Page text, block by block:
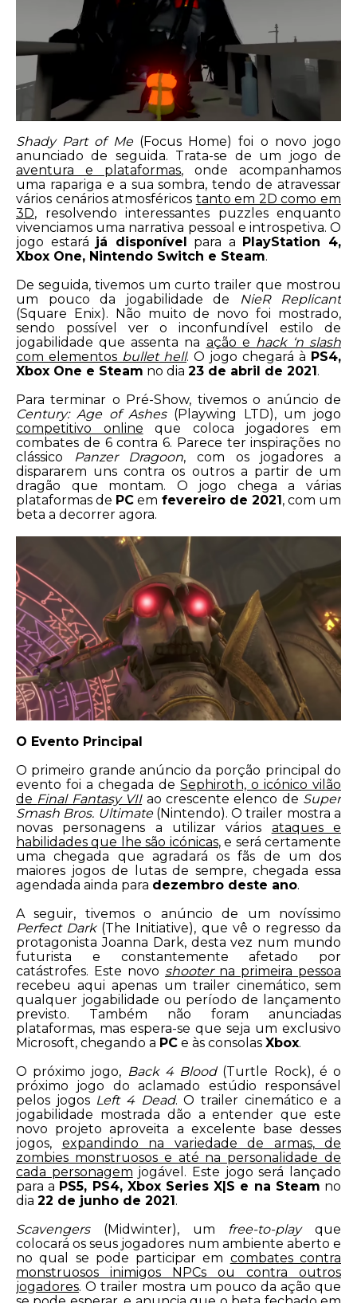
Shady Part of Me(Focus Home) foi o novo jogo
anunciado de seguida. Trata-se de um jogo de
aventura e plataformas, onde acompanhamos
uma rapariga e a sua sombra, tendo de atravessar
vários cenários atmosféricos tanto em 2D como em
3D, resolvendo interessantes puzzles enquanto
vivenciamos uma narrativa pessoal e introspetiva. O
jogo estará já disponível para a PlayStation 4,
Xbox One, Nintendo Switch e Steam.
De seguida, tivemos um curto trailer que mostrou
um pouco da jogabilidade de
NieR Replicant
(Square Enix). Não muito de novo foi mostrado,
sendo possível ver o inconfundível estilo de
jogabilidade que assenta na ação e hack ‘n slash
com elementos bullet hell. O jogo chegará à PS4,
Xbox One e Steam no dia 23 de abril de 2021.
Para terminar o Pré-Show, tivemos o anúncio de
Century: Age of Ashes(Playwing LTD), um jogo
competitivo online que coloca jogadores em
combates de 6 contra 6. Parece ter inspirações no
clássico
Panzer Dragoon, com os jogadores a
dispararem uns contra os outros a partir de um
dragão que montam. O jogo chega a várias
plataformas de PC em fevereiro de 2021, com um
beta a decorrer agora.
O Evento Principal
O primeiro grande anúncio da porção principal do
evento foi a chegada de Sephiroth, o icónico vilão
de Final Fantasy VIIao crescente elenco de Super
Smash Bros. Ultimate(Nintendo). O trailer mostra a
novas personagens a utilizar vários ataques e
habilidades que lhe são icónicas, e será certamente
uma chegada que agradará os fãs de um dos
maiores jogos de lutas de sempre, chegada essa
agendada ainda para dezembro deste ano.
A seguir, tivemos o anúncio de um novíssimo
Perfect Dark(The Initiative), que vê o regresso da
protagonista Joanna Dark, desta vez num mundo
futurista e constantemente afetado por
catástrofes. Este novo shooterna primeira pessoa
recebeu aqui apenas um trailer cinemático, sem
qualquer jogabilidade ou período de lançamento
previsto. Também não foram anunciadas
plataformas, mas espera-se que seja um exclusivo
Microsoft, chegando a PC e às consolas Xbox.
O próximo jogo, Back 4 Blood(Turtle Rock), é o
próximo jogo do aclamado estúdio responsável
pelos jogos Left 4 Dead. O trailer cinemático e a
jogabilidade mostrada dão a entender que este
novo projeto aproveita a excelente base desses
jogos, expandindo na variedade de armas, de
zombies monstruosos e até na personalidade de
cada personagem jogável. Este jogo será lançado
para a PS5, PS4, Xbox Series X|S e na Steam no
dia 22 de junho de 2021.
Scavengers(Midwinter), um free-to-playque
colocará os seus jogadores num ambiente aberto e
no qual se pode participar em combates contra
monstruosos inimigos NPCs ou contra outros
jogadores. O trailer mostra um pouco da ação que